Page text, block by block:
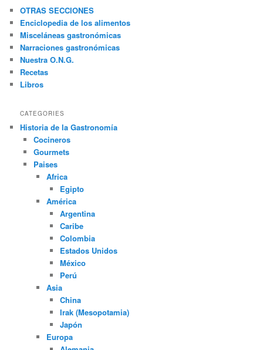
c
a
r
OTRAS SECCIONES
Enciclopedia de los alimentos
Misceláneas gastronómicas
Narraciones gastronómicas
Nuestra O.N.G.
Recetas
Libros
CATEGORIES
Historia de la Gastronomía
Cocineros
Gourmets
Paises
Africa
Egipto
América
Argentina
Caribe
Colombia
Estados Unidos
México
Perú
Asia
China
Irak (Mesopotamia)
Japón
Europa